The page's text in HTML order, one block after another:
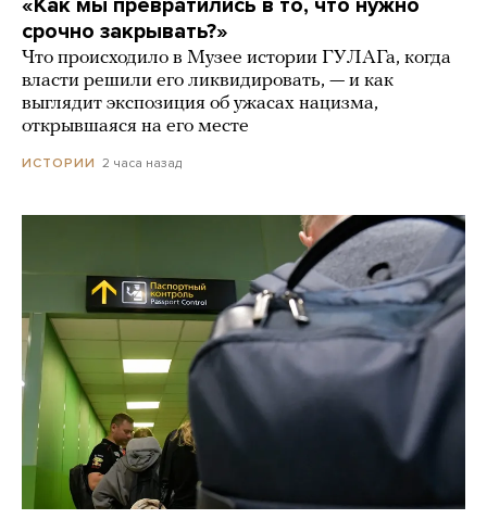
срочно закрывать?»
Что происходило в Музее истории ГУЛАГа, когда
власти решили его ликвидировать, — и как
выглядит экспозиция об ужасах нацизма,
открывшаяся на его месте
ИСТОРИИ 2 часа назад